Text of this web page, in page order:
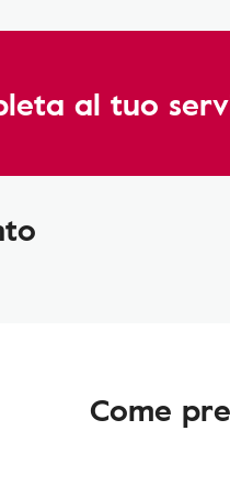
al tuo
Come